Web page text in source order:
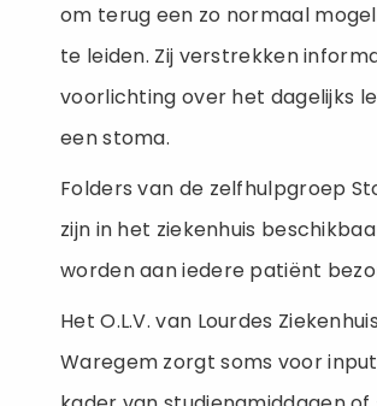
om terug een zo normaal
te leiden. Zij verstrekken
voorlichting over het dagelijks
een stoma.
Folders van de zelfhulpgroep
zijn in het ziekenhuis
worden aan iedere patiënt
Het O.L.V. van Lourdes Ziekenhuis
Waregem zorgt soms voor